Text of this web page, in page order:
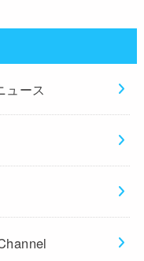
ース